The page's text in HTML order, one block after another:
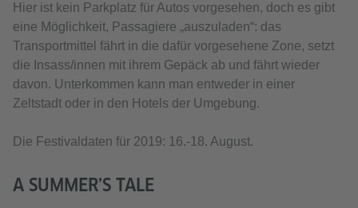
Hier ist kein Parkplatz für Autos vorgesehen, doch es gibt
eine Möglichkeit, Passagiere „auszuladen“: das
Transportmittel fährt in die dafür vorgesehene Zone, setzt
die Insass/innen mit ihrem Gepäck ab und fährt wieder
davon. Unterkommen kann man entweder in einer
Zeltstadt oder in den Hotels der Umgebung.
Die Festivaldaten für 2019: 16.-18. August.
A SUMMER’S TALE